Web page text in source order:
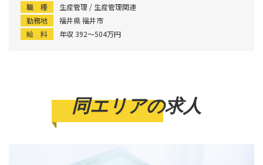
職 種
生産管理 / 生産管理関連
勤務地
福井県 福井市
給 料
年収 392〜504万円
同エリアの求人